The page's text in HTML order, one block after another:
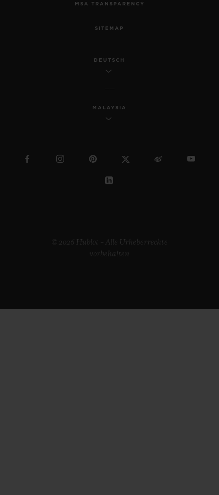
MSA TRANSPARENCY
SITEMAP
DEUTSCH
MALAYSIA
© 2026 Hublot – Alle Urheberrechte
vorbehalten